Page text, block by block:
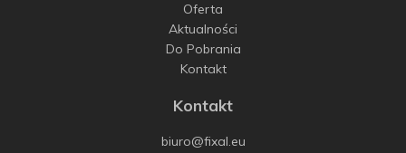
Oferta
Aktualności
Do Pobrania
Kontakt
Kontakt
biuro@fixal.eu